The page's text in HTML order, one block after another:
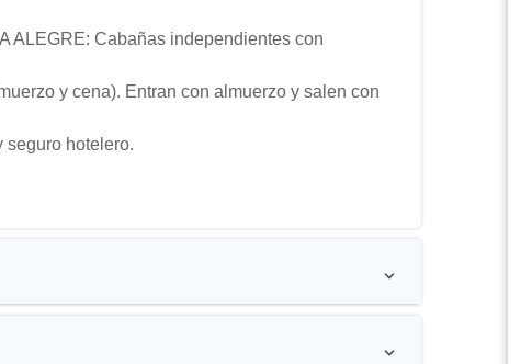
ALEGRE: Cabañas independientes con
y cena). Entran con almuerzo y salen con
seguro hotelero.